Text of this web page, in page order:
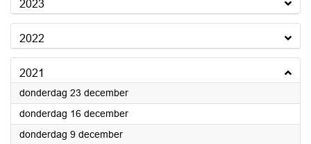
2023
2022
2021
donderdag 23 december2021
donderdag 16 december2021
donderdag 9 december2021